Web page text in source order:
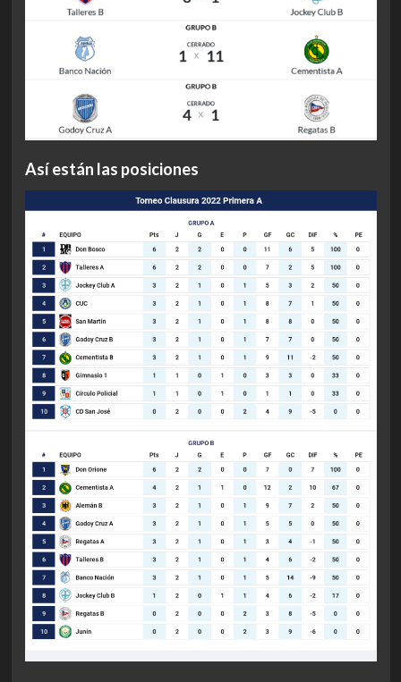
Así están las posiciones